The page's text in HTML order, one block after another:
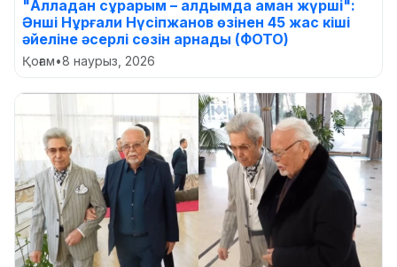
"Алладан сұрарым – алдымда аман жүрші":
Әнші Нұрғали Нүсіпжанов өзінен 45 жас кіші
әйеліне әсерлі сөзін арнады (ФОТО)
Қоғам•8 наурыз, 2026